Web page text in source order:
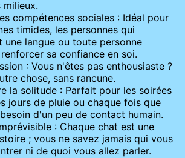
milieux.
compétences sociales : Idéal pour
timides, les personnes qui
une langue ou toute personne
sa confiance en soi.
: Vous n'êtes pas enthousiaste ?
chose, sans rancune.
la solitude : Parfait pour les soirées
jours de pluie ou chaque fois que
d'un peu de contact humain.
: Chaque chat est une
; vous ne savez jamais qui vous
ni de quoi vous allez parler.